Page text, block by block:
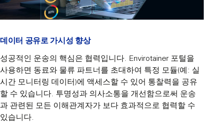
데이터 공유로 가시성 향상
성공적인 운송의 핵심은 협력입니다. Envirotainer 포털을
사용하면 동료와 물류 파트너를 초대하여 특정 모듈(예: 실
시간 모니터링 데이터)에 액세스할 수 있어 통찰력을 공유
할 수 있습니다. 투명성과 의사소통을 개선함으로써 운송
과 관련된 모든 이해관계자가 보다 효과적으로 협력할 수
있습니다.